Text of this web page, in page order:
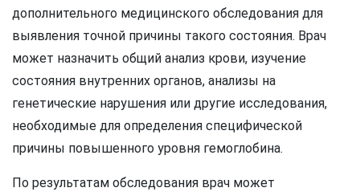
дополнительного медицинского обследования для
выявления точной причины такого состояния. Врач
может назначить общий анализ крови, изучение
состояния внутренних органов, анализы на
генетические нарушения или другие исследования,
необходимые для определения специфической
причины повышенного уровня гемоглобина.
По результатам обследования врач может